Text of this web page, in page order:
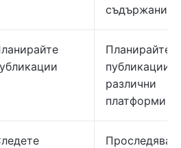
съдържание.
Планирайте
публикации в
различни
платформи